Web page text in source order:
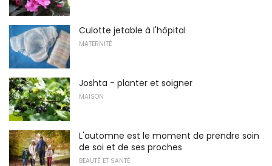
Culotte jetable à l'hôpital
MATERNITÉ
Joshta - planter et soigner
MAISON
L'automne est le moment de prendre soin
de soi et de ses proches
BEAUTÉ ET SANTÉ